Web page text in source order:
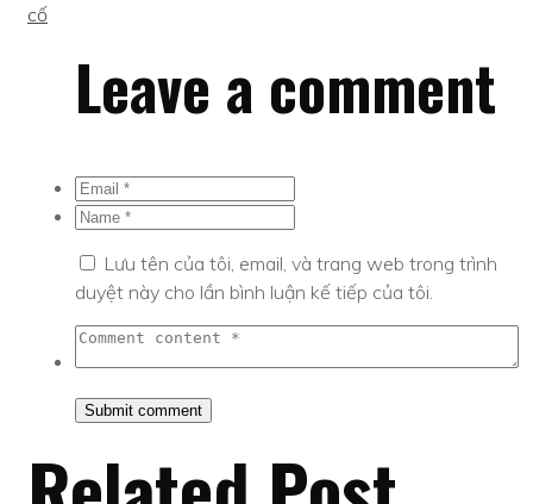
cố
Leave a comment
Lưu tên của tôi, email, và trang web trong trình
duyệt này cho lần bình luận kế tiếp của tôi.